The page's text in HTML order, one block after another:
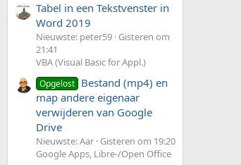
Tabel in een Tekstvenster in
Word 2019
Nieuwste: peter59 Gisteren om
21:41
VBA (Visual Basic for Appl.)
Opgelost Bestand (mp4) en
map andere eigenaar
verwijderen van Google
Drive
Nieuwste: Aar Gisteren om 19:20
Google Apps, Libre-/Open Office